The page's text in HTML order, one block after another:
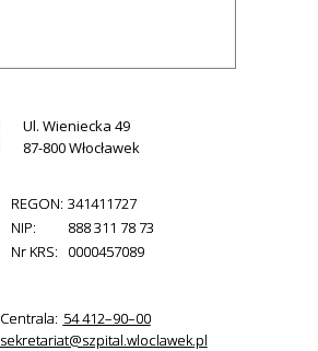
Ul. Wieniecka 49
87-800 Włocławek
REGON: 341411727
NIP:
888 311 78 73
Nr KRS:
0000457089
Centrala: 54 412–90–00
sekretariat@szpital.wloclawek.pl